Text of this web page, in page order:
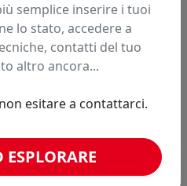
ad un prezzo più basso?
simili
semplice inserire i tuoi
lo stato, accedere a
contatti del tuo
altro ancora...
esitare a contattarci.